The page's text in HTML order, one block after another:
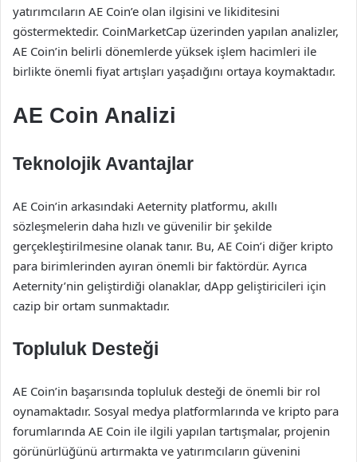
yatırımcıların AE Coin’e olan ilgisini ve likiditesini
göstermektedir. CoinMarketCap üzerinden yapılan analizler,
AE Coin’in belirli dönemlerde yüksek işlem hacimleri ile
birlikte önemli fiyat artışları yaşadığını ortaya koymaktadır.
AE Coin Analizi
Teknolojik Avantajlar
AE Coin’in arkasındaki Aeternity platformu, akıllı
sözleşmelerin daha hızlı ve güvenilir bir şekilde
gerçekleştirilmesine olanak tanır. Bu, AE Coin’i diğer kripto
para birimlerinden ayıran önemli bir faktördür. Ayrıca
Aeternity’nin geliştirdiği olanaklar, dApp geliştiricileri için
cazip bir ortam sunmaktadır.
Topluluk Desteği
AE Coin’in başarısında topluluk desteği de önemli bir rol
oynamaktadır. Sosyal medya platformlarında ve kripto para
forumlarında AE Coin ile ilgili yapılan tartışmalar, projenin
görünürlüğünü artırmakta ve yatırımcıların güvenini